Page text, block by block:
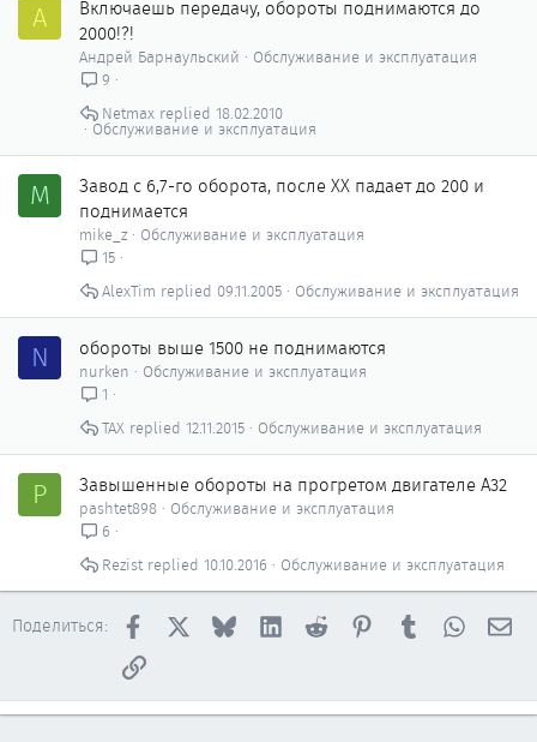
А
Включаешь передачу, обороты поднимаются до
2000!?!
Андрей Барнаульский
Обслуживание и эксплуатация
9
Обслуживание и эксплуатация
18.02.2010
Netmax
M
Завод с 6,7-го оборота, после ХХ падает до 200 и
поднимается
mike_z
Обслуживание и эксплуатация
15
Обслуживание и эксплуатация
09.11.2005
AlexTim
N обороты выше 1500 не поднимаются
nurken
Обслуживание и эксплуатация
1
Обслуживание и эксплуатация
12.11.2015
ТАХ
P Завышенные обороты на прогретом двигателе А32
pashtet898
Обслуживание и эксплуатация
6
Обслуживание и эксплуатация
10.10.2016
Rezist
Поделиться: Facebook BlueskyLinkedInReddit PinterestTumblr
Ссылка